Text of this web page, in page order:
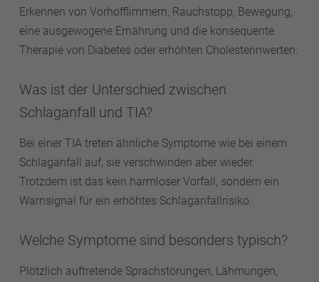
Erkennen von Vorhofflimmern, Rauchstopp, Bewegung,
eine ausgewogene Ernährung und die konsequente
Therapie von Diabetes oder erhöhten Cholesterinwerten.
Was ist der Unterschied zwischen
Schlaganfall und TIA?
Bei einer TIA treten ähnliche Symptome wie bei einem
Schlaganfall auf, sie verschwinden aber wieder.
Trotzdem ist das kein harmloser Vorfall, sondern ein
Warnsignal für ein erhöhtes Schlaganfallrisiko.
Welche Symptome sind besonders typisch?
Plötzlich auftretende Sprachstörungen, Lähmungen,